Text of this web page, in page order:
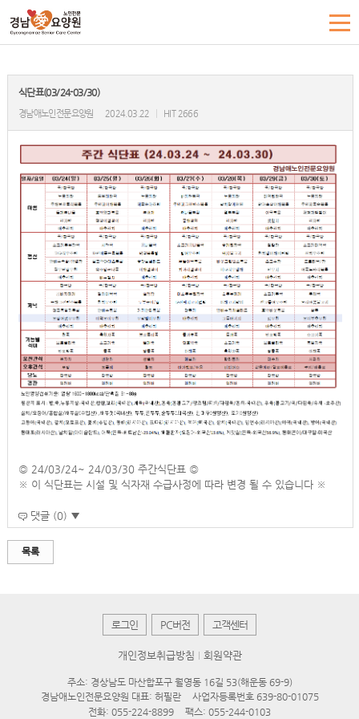
식단표(03/24-03/30)
경남애노인전문요양원 2024.03.22 HIT 2666
◎ 24/03/24~ 24/03/30 주간식단표 ◎
※ 이 식단표는 시설 및 식자재 수급사정에 따라 변경 될 수 있습니다 ※
댓글 (0) ▼
목록
로그인 PC버전 고객센터
개인정보취급방침 회원약관
주소: 경상남도 마산합포구 월영동 16길 53(해운동 69-9)
경남애노인전문요양원 대표: 허필란
사업자등록번호 639-80-01075
전화: 055-224-8899 팩스: 055-244-0103